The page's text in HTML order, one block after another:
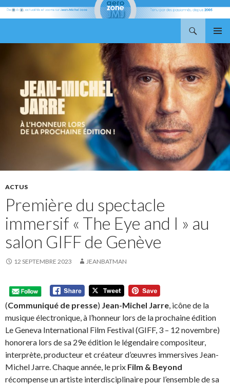
MENU
ACTUS
Première du spectacle
immersif « The Eye and I » au
salon GIFF de Genève
12 SEPTEMBRE 2023 JEANBATMAN
(Communiqué de presse) Jean-Michel Jarre, icône de la
musique électronique, à l’honneur lors de la prochaine édition
Le Geneva International Film Festival (GIFF, 3 – 12 novembre)
honorera lors de sa 29e édition le légendaire compositeur,
interprète, producteur et créateur d’œuvres immersives Jean-
Michel Jarre. Chaque année, le prix Film & Beyond
récompense un artiste interdisciplinaire pour l’ensemble de sa